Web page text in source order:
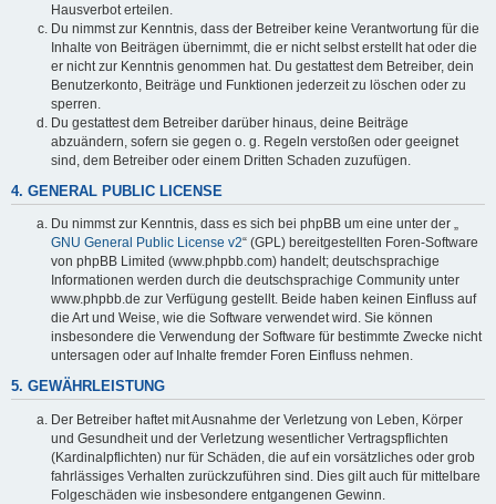
Hausverbot erteilen.
Du nimmst zur Kenntnis, dass der Betreiber keine Verantwortung für die
Inhalte von Beiträgen übernimmt, die er nicht selbst erstellt hat oder die
er nicht zur Kenntnis genommen hat. Du gestattest dem Betreiber, dein
Benutzerkonto, Beiträge und Funktionen jederzeit zu löschen oder zu
sperren.
Du gestattest dem Betreiber darüber hinaus, deine Beiträge
abzuändern, sofern sie gegen o. g. Regeln verstoßen oder geeignet
sind, dem Betreiber oder einem Dritten Schaden zuzufügen.
4. GENERAL PUBLIC LICENSE
Du nimmst zur Kenntnis, dass es sich bei phpBB um eine unter der „
GNU General Public License v2“ (GPL) bereitgestellten Foren-Software
von phpBB Limited (www.phpbb.com) handelt; deutschsprachige
Informationen werden durch die deutschsprachige Community unter
www.phpbb.de zur Verfügung gestellt. Beide haben keinen Einfluss auf
die Art und Weise, wie die Software verwendet wird. Sie können
insbesondere die Verwendung der Software für bestimmte Zwecke nicht
untersagen oder auf Inhalte fremder Foren Einfluss nehmen.
5. GEWÄHRLEISTUNG
Der Betreiber haftet mit Ausnahme der Verletzung von Leben, Körper
und Gesundheit und der Verletzung wesentlicher Vertragspflichten
(Kardinalpflichten) nur für Schäden, die auf ein vorsätzliches oder grob
fahrlässiges Verhalten zurückzuführen sind. Dies gilt auch für mittelbare
Folgeschäden wie insbesondere entgangenen Gewinn.